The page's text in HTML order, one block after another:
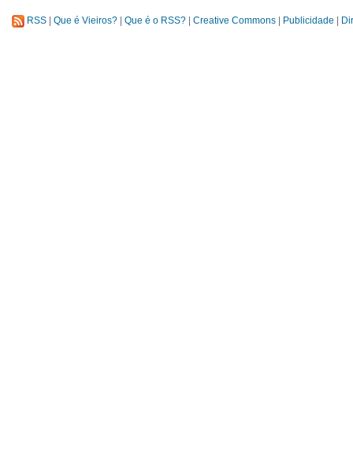
RSS Que é Vieiros? Que é o RSS? Creative Commons Publicidade